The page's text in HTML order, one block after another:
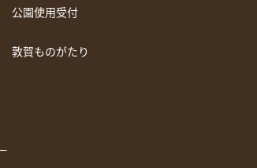
公園使用受付
敦賀ものがたり